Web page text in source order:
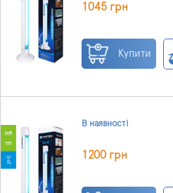
1045 грн
Купити
В наявності
1200 грн